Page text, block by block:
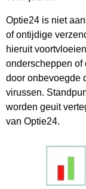
Optie24 is niet
of ontijdige
hieruit
onderscheppen
door onbevoegde
virussen.
worden geuit
van Optie24.